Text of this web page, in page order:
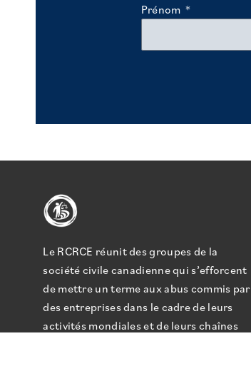
Prénom
Le RCRCE réunit des groupes de la
société civile canadienne qui s’efforcent
de mettre un terme aux abus commis par
des entreprises dans le cadre de leurs
activités mondiales et de leurs chaînes